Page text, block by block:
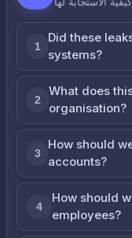
1
Did these
systems?
2
What does
organisation?
3
How should
accounts?
4
How should
employees?